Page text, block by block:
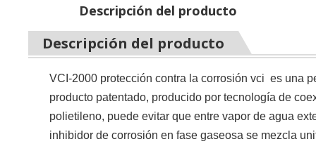
Descripción del producto
Descripción del producto
VCI-2000 protección contra la corrosión vci es una
producto patentado, producido por tecnología de
polietileno, puede evitar que entre vapor de agua
inhibidor de corrosión en fase gaseosa se mezcla